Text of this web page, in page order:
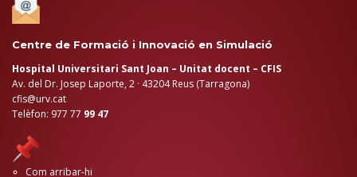
Centre de Formació i Innovació en Simulació
Hospital Universitari Sant Joan – Unitat docent – CFIS
Av. del Dr. Josep Laporte, 2 · 43204 Reus (Tarragona)
cfis@urv.cat
Telèfon: 977 77 99 47
Com arribar-hi